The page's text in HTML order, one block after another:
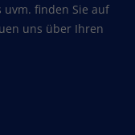
finden Sie auf
uns über Ihren